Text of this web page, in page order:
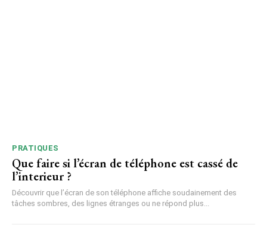
PRATIQUES
Que faire si l’écran de téléphone est cassé de
l’interieur ?
Découvrir que l’écran de son téléphone affiche soudainement des
tâches sombres, des lignes étranges ou ne répond plus...